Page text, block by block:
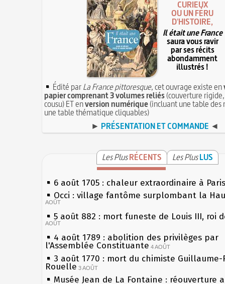
CURIEUX
OU UN FÉRU
D'HISTOIRE,
Il était une France
saura vous ravir
par ses récits
abondamment
illustrés !
Édité parLa France pittoresque, cet ouvrage existe en
papier comprenant 3 volumes reliés(couverture
cousu) ET enversion numérique(incluant une table des
une table thématique cliquables)
► PRÉSENTATION ET COMMANDE ◄
Les PlusRÉCENTS Les PlusLUS
6 août 1705 : chaleur extraordinaire à Paris
Occi : village fantôme surplombant la
AOÛT
5 août 882 : mort funeste de Louis III, roi
AOÛT
4 août 1789 : abolition des privilèges par
l'Assemblée Constituante 4 AOÛT
3 août 1770 : mort du chimiste Guillaume-
Rouelle 3 AOÛT
Musée Jean de La Fontaine : réouverture